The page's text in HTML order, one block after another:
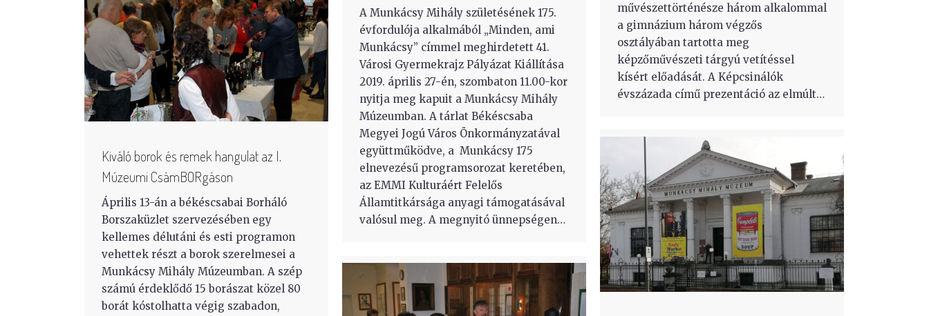
A Munkácsy Mihály születésének 175.
évfordulója alkalmából „Minden, ami
Munkácsy” címmel meghirdetett 41.
Városi Gyermekrajz Pályázat Kiállítása
2019. április 27-én, szombaton 11.00-kor
nyitja meg kapuit a Munkácsy Mihály
Múzeumban. A tárlat Békéscsaba
Megyei Jogú Város Önkormányzatával
együttműködve, a Munkácsy 175
elnevezésű programsorozat keretében,
az EMMI Kulturáért Felelős
Államtitkársága anyagi támogatásával
valósul meg. A megnyitó ünnepségen…
művészettörténésze három alkalommal
a gimnázium három végzős
osztályában tartotta meg
képzőművészeti tárgyú vetítéssel
kísért előadását. A Képcsinálók
évszázada című prezentáció az elmúlt…
Kiváló borok és remek hangulat az I.
Múzeumi CsámBORgáson
Április 13-án a békéscsabai Borháló
Borszaküzlet szervezésében egy
kellemes délutáni és esti programon
vehettek részt a borok szerelmesei a
Munkácsy Mihály Múzeumban. A szép
számú érdeklődő 15 borászat közel 80
borát kóstolhatta végig szabadon,